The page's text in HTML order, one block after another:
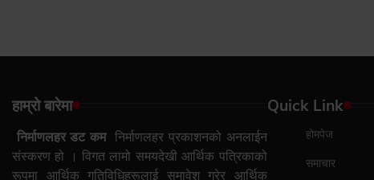
हाम्रो बारेमा
निर्माणलहर डट कमनिर्माणलहर प्रकाशनको अनलाईन
संस्करण हो । विगत लामो समयदेखी आर्थिक पत्रिकाको
रूपमा आर्थिक गतिविधिहरूलाई समावेश गरेर आर्थिक
Quick Link
होमपेज
समाचार